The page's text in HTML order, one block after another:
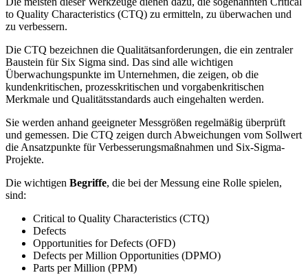
to Quality Characteristics (CTQ) zu ermitteln, zu überwachen und
zu verbessern.
Die CTQ bezeichnen die Qualitätsanforderungen, die ein zentraler
Baustein für Six Sigma sind. Das sind alle wichtigen
Überwachungspunkte im Unternehmen, die zeigen, ob die
kundenkritischen, prozesskritischen und vorgabenkritischen
Merkmale und Qualitätsstandards auch eingehalten werden.
Sie werden anhand geeigneter Messgrößen regelmäßig überprüft
und gemessen. Die CTQ zeigen durch Abweichungen vom Sollwert
die Ansatzpunkte für Verbesserungsmaßnahmen und Six-Sigma-
Projekte.
Die wichtigen Begriffe, die bei der Messung eine Rolle spielen,
sind:
Critical to Quality Characteristics (CTQ)
Defects
Opportunities for Defects (OFD)
Defects per Million Opportunities (DPMO)
Parts per Million (PPM)